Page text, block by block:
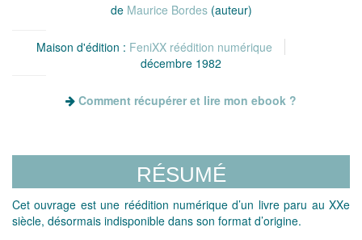
de Maurice Bordes(auteur)
Maison d'édition : FeniXX réédition numérique
décembre 1982
Comment récupérer et lire mon ebook ?
RÉSUMÉ
Cet ouvrage est une réédition numérique d’un livre paru au XXe
siècle, désormais indisponible dans son format d’origine.